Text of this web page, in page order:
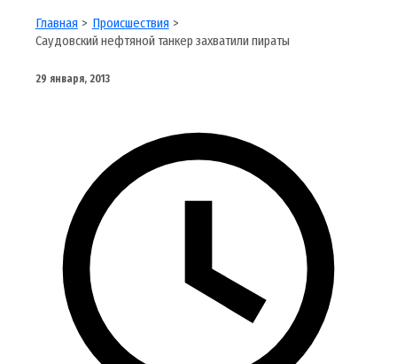
Главная
Происшествия
Саудовский нефтяной танкер захватили пираты
29 января, 2013